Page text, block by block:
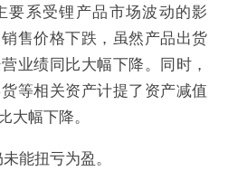
要系受锂产品市场波动的影
售价格下跌，虽然产品出货
业绩同比大幅下降。同时，
等相关资产计提了资产减值
大幅下降。
能扭亏为盈。